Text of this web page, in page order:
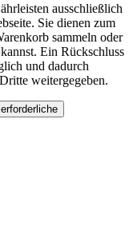
ausschließlich
Sie dienen zum
sammeln oder
Ein Rückschluss
und dadurch
weitergegeben.